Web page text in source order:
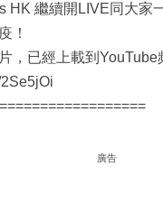
HK 繼續開LIVE同大家
！
，已經上載到YouTube
廣告